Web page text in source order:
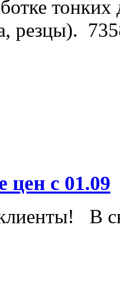
резцы).
с 01.09
В